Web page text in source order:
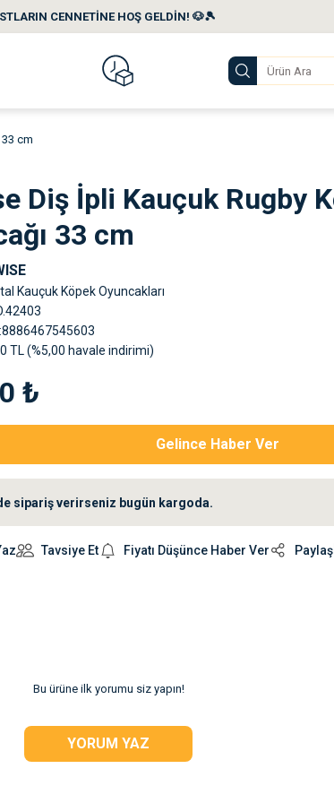
CENNETİNE HOŞ GELDİN! 🐶🎾
cm
Diş İpli Kauçuk Rugby
33 cm
Kauçuk Köpek Oyuncakları
8886467545603
TL (%5,00 havale indirimi)
₺
Gelince Haber Ver
sipariş verirseniz bugün kargoda.
Tavsiye Et Fiyatı Düşünce Haber Ver Paylaş
Bu ürüne ilk yorumu siz yapın!
YORUM YAZ